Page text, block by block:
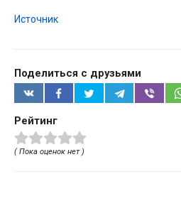
Источник
Поделиться с друзьями
Рейтинг
( Пока оценок нет )